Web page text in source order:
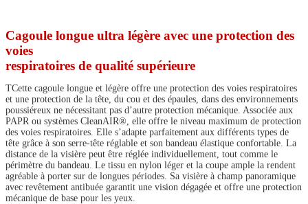
Cagoule longue ultra légère avec une protection des
voies
respiratoires de qualité supérieure
TCette cagoule longue et légère offre une protection des voies respiratoires
et une protection de la tête, du cou et des épaules, dans des environnements
poussiéreux ne nécessitant pas d’autre protection mécanique. Associée aux
PAPR ou systèmes CleanAIR®, elle offre le niveau maximum de protection
des voies respiratoires. Elle s’adapte parfaitement aux différents types de
tête grâce à son serre-tête réglable et son bandeau élastique confortable. La
distance de la visière peut être réglée individuellement, tout comme le
périmètre du bandeau. Le tissu en nylon léger et la coupe ample la rendent
agréable à porter sur de longues périodes. Sa visière à champ panoramique
avec revêtement antibuée garantit une vision dégagée et offre une protection
mécanique de base pour les yeux.